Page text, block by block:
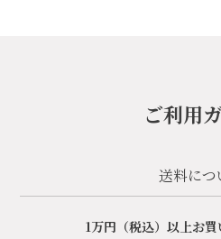
ご利用
送料につ
1万円（税込）以上お